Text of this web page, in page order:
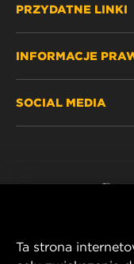
PRZYDATNE LINKI
GDZIE KUPIĆ
INFORMACJE
SOCIAL MEDIA
Ta strona